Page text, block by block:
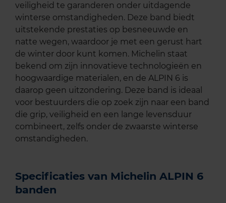
veiligheid te garanderen onder uitdagende
winterse omstandigheden. Deze band biedt
uitstekende prestaties op besneeuwde en
natte wegen, waardoor je met een gerust hart
de winter door kunt komen. Michelin staat
bekend om zijn innovatieve technologieën en
hoogwaardige materialen, en de ALPIN 6 is
daarop geen uitzondering. Deze band is ideaal
voor bestuurders die op zoek zijn naar een band
die grip, veiligheid en een lange levensduur
combineert, zelfs onder de zwaarste winterse
omstandigheden.
Specificaties van Michelin ALPIN 6
banden